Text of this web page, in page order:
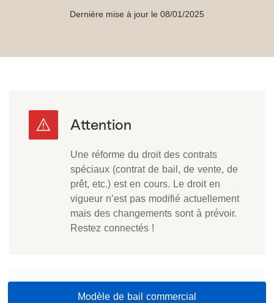
Dernière mise à jour le 08/01/2025
Une réforme du droit des contrats
spéciaux (contrat de bail, de vente, de
prêt, etc.) est en cours. Le droit en
vigueur n’est pas modifié actuellement
mais des changements sont à prévoir.
Restez connectés !
Modèle de bail commercial